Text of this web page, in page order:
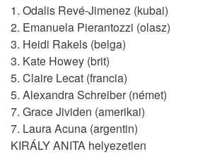
1. Odalis Revé-Jimenez (kubai)
2. Emanuela Pierantozzi (olasz)
3. Heidi Rakels (belga)
3. Kate Howey (brit)
5. Claire Lecat (francia)
5. Alexandra Schreiber (német)
7. Grace Jividen (amerikai)
7. Laura Acuna (argentin)
KIRÁLY ANITA helyezetlen